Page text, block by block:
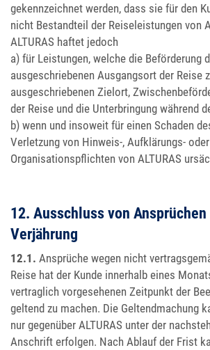
gekennzeichnet werden, dass sie für den
nicht Bestandteil der Reiseleistungen von
ALTURAS haftet jedoch
a) für Leistungen, welche die Beförderung
ausgeschriebenen Ausgangsort der Reise
ausgeschriebenen Zielort,
der Reise und die Unterbringung während
b) wenn und insoweit für einen Schaden
Verletzung von Hinweis-, Aufklärungs- oder
Organisationspflichten von ALTURAS
12. Ausschluss von Ansprüchen
Verjährung
12.1. Ansprüche wegen nicht
Reise hat der Kunde innerhalb eines
vertraglich vorgesehenen Zeitpunkt der
geltend zu machen. Die Geltendmachung
nur gegenüber ALTURAS unter der
Anschrift erfolgen. Nach Ablauf der Frist